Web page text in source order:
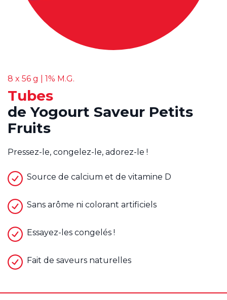
8 x 56 g | 1% M.G.
Tubes
de Yogourt Saveur Petits
Fruits
Pressez-le, congelez-le, adorez-le !
Source de calcium et de vitamine D
Sans arôme ni colorant artificiels
Essayez-les congelés !
Fait de saveurs naturelles